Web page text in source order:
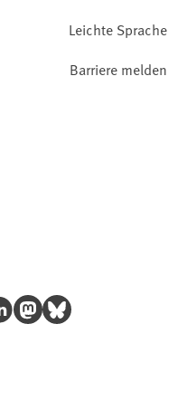
Leichte Sprache
Barriere melden